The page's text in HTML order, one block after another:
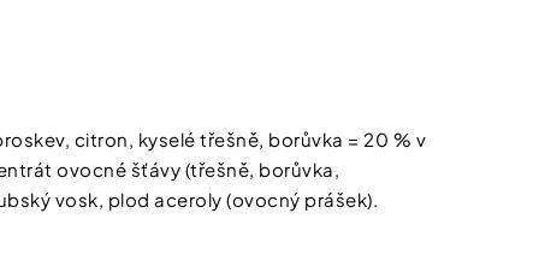
citron, kyselé třešně, borůvka = 20 % v
ovocné šťávy (třešně, borůvka,
vosk, plod aceroly (ovocný prášek).